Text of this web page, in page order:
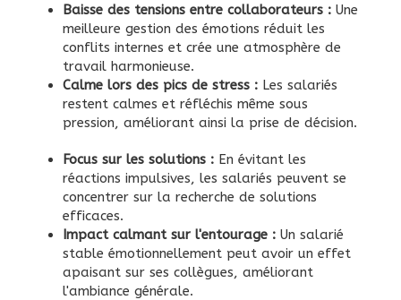
Baisse des tensions entre collaborateurs : Une
meilleure gestion des émotions réduit les
conflits internes et crée une atmosphère de
travail harmonieuse.
Calme lors des pics de stress : Les salariés
restent calmes et réfléchis même sous
pression, améliorant ainsi la prise de décision.
Focus sur les solutions : En évitant les
réactions impulsives, les salariés peuvent se
concentrer sur la recherche de solutions
efficaces.
Impact calmant sur l'entourage : Un salarié
stable émotionnellement peut avoir un effet
apaisant sur ses collègues, améliorant
l'ambiance générale.